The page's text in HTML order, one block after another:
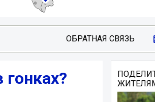
ОБРАТНАЯ СВЯЗЬ